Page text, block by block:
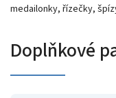
medailonky, řízečky,
Doplňkové